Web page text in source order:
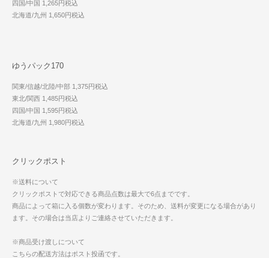
四国/中国 1,265円税込
北海道/九州 1,650円税込
ゆうパック170
関東/信越/北陸/中部 1,375円税込
東北/関西 1,485円税込
四国/中国 1,595円税込
北海道/九州 1,980円税込
クリックポスト
※送料について
クリックポストで対応できる商品点数は最大で6点までです。
商品によって箱に入る個数が変わります。そのため、送料が変更になる場合があり
ます。その場合は当店よりご連絡させていただきます。
※商品受け渡しについて
こちらの配送方法はポスト投函です。